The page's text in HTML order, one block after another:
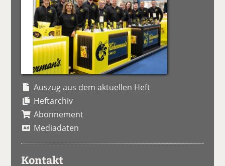
Auszug aus dem aktuellen Heft
Heftarchiv
Abonnement
Mediadaten
Kontakt